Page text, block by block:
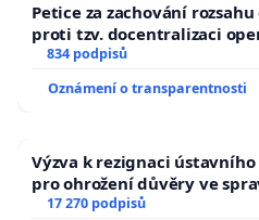
Petice za zachování
proti tzv. docentralizaci
834 podpisů
Oznámení o transparentnosti
Výzva k rezignaci ústavního
pro ohrožení důvěry ve
17 270 podpisů